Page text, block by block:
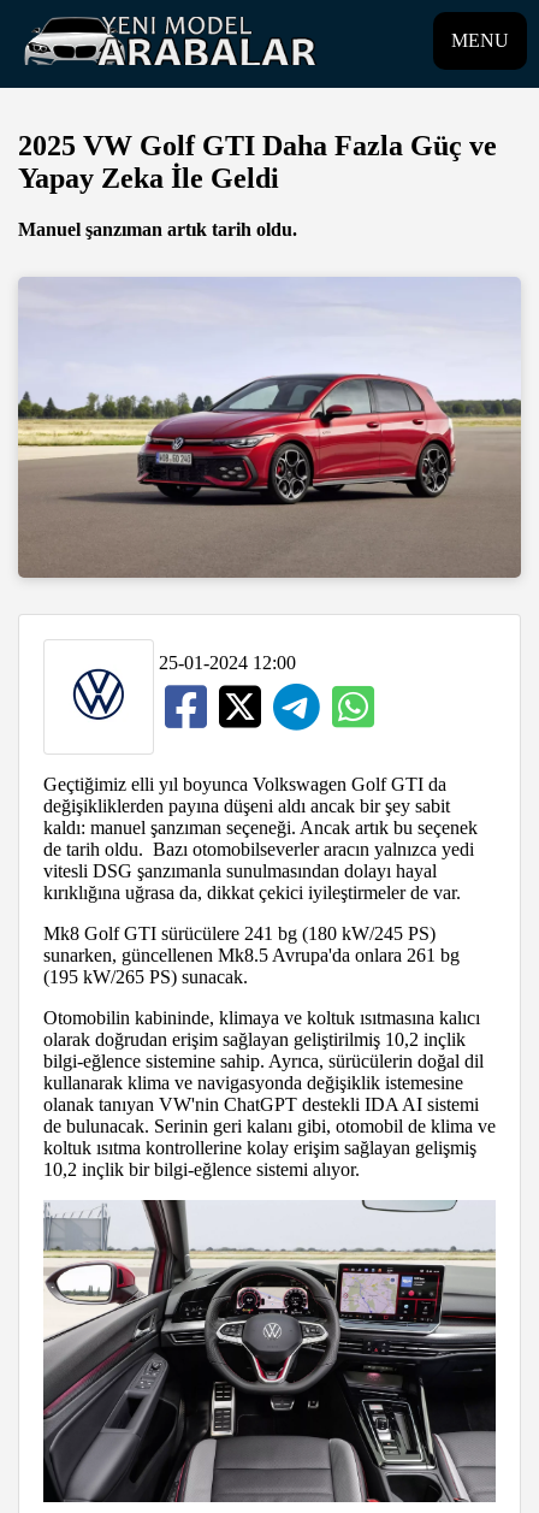
MENU
2025 VW Golf GTI Daha Fazla Güç ve
Yapay Zeka İle Geldi
Manuel şanzıman artık tarih oldu.
25-01-2024 12:00
Geçtiğimiz elli yıl boyunca Volkswagen Golf GTI da
değişikliklerden payına düşeni aldı ancak bir şey sabit
kaldı: manuel şanzıman seçeneği. Ancak artık bu seçenek
de tarih oldu. Bazı otomobilseverler aracın yalnızca yedi
vitesli DSG şanzımanla sunulmasından dolayı hayal
kırıklığına uğrasa da, dikkat çekici iyileştirmeler de var.
Mk8 Golf GTI sürücülere 241 bg (180 kW/245 PS)
sunarken, güncellenen Mk8.5 Avrupa'da onlara 261 bg
(195 kW/265 PS) sunacak.
Otomobilin kabininde, klimaya ve koltuk ısıtmasına kalıcı
olarak doğrudan erişim sağlayan geliştirilmiş 10,2 inçlik
bilgi-eğlence sistemine sahip. Ayrıca, sürücülerin doğal dil
kullanarak klima ve navigasyonda değişiklik istemesine
olanak tanıyan VW'nin ChatGPT destekli IDA AI sistemi
de bulunacak. Serinin geri kalanı gibi, otomobil de klima ve
koltuk ısıtma kontrollerine kolay erişim sağlayan gelişmiş
10,2 inçlik bir bilgi-eğlence sistemi alıyor.